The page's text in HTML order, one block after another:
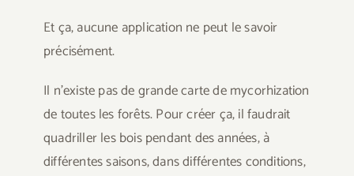
Et ça, aucune application ne peut le savoir
précisément.
Il n’existe pas de grande carte de mycorhization
de toutes les forêts. Pour créer ça, il faudrait
quadriller les bois pendant des années, à
différentes saisons, dans différentes conditions,